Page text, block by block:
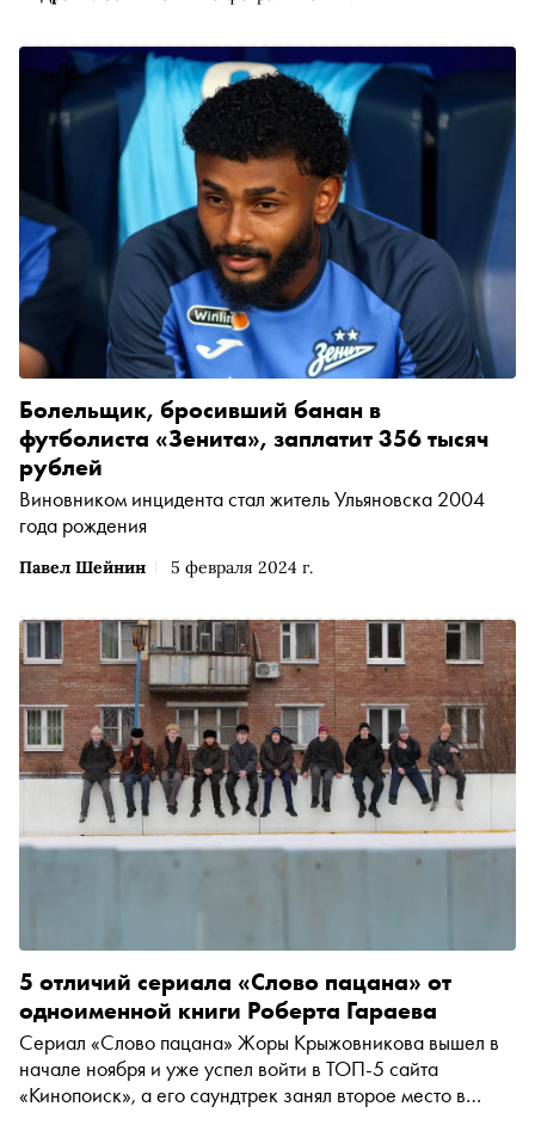
Павел Шейнин 5 февраля 2024 г.
Болельщик, бросивший банан в
футболиста «Зенита», заплатит 356 тысяч
рублей
Виновником инцидента стал житель Ульяновска 2004
года рождения
5 отличий сериала «Слово пацана» от
одноименной книги Роберта Гараева
Сериал «Слово пацана» Жоры Крыжовникова вышел в
начале ноября и уже успел войти в ТОП-5 сайта
«Кинопоиск», а его саундтрек занял второе место в